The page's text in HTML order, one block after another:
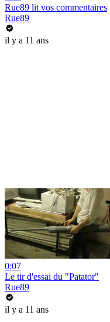
Rue89 lit vos commentaires
Rue89
il y a 11 ans
0:07
Le tir d'essai du "Patator"
Rue89
il y a 11 ans